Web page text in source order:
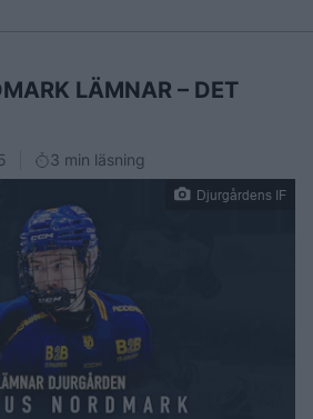
LÄMNAR – DET
3 min läsning
Djurgårdens IF